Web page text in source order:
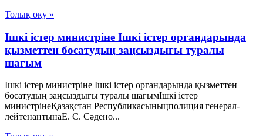
Толық оқу »
Ішкі істер министріне Ішкі істер органдарында
қызметтен босатудың заңсыздығы туралы
шағым
Ішкі істер министріне Ішкі істер органдарында қызметтен
босатудың заңсыздығы туралы шағымІшкі істер
министрінеҚазақстан Республикасыныңполиция генерал-
лейтенантынаЕ. С. Сәдено...